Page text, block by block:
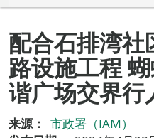
配合石排湾社
路设施工程
谐广场交界行
来源：
市政署（IAM）